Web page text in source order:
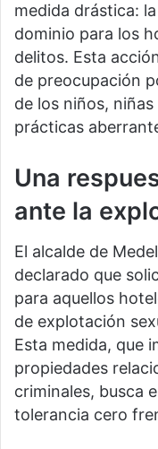
medida drástica:
dominio para los
delitos. Esta
de preocupación
de los niños,
prácticas
Una
ante la
El alcalde de
declarado que
para aquellos
de explotación
Esta medida, que
propiedades
criminales, busca
tolerancia cero